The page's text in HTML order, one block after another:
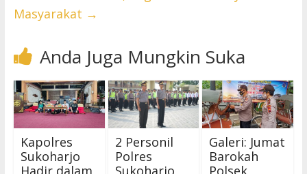
Masyarakat →
Anda Juga Mungkin Suka
Kapolres
Sukoharjo
Hadir dalam
2 Personil
Polres
Sukoharjo
Galeri: Jumat
Barokah
Polsek